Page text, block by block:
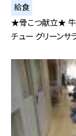
給食
★骨こつ献立★ 牛
チュー グリーンサ